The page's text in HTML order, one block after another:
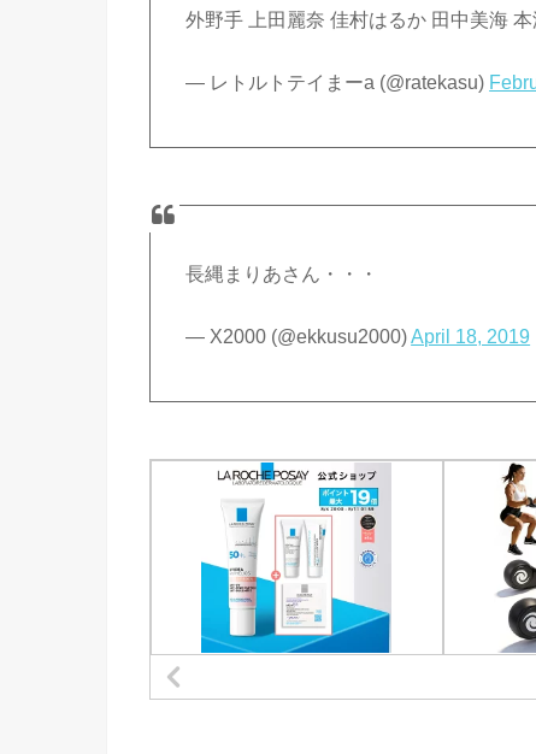
外野手 上田麗奈 佳村はるか 田中美海
— レトルトテイまーa (@ratekasu)
長縄まりあさん・・・
— X2000 (@ekkusu2000)April 18, 2019